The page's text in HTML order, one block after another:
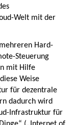
Welt mit der
Hard-
Steuerung
mit Hilfe
Weise
für dezentrale
dadurch wird
Infrastruktur für